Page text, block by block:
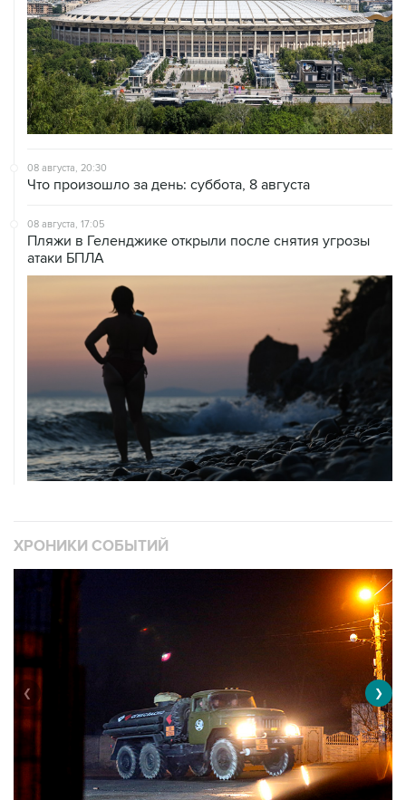
08 августа, 20:30
Что произошло за день: суббота, 8 августа
08 августа, 17:05
Пляжи в Геленджике открыли после снятия угрозы
атаки БПЛА
ХРОНИКИ СОБЫТИЙ
❮ ❯